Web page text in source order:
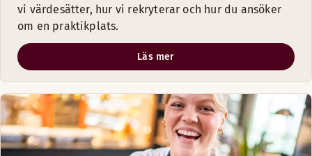
vi värdesätter, hur vi rekryterar och hur du ansöker
om en praktikplats.
Läs mer